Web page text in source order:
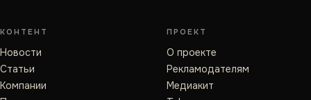
КОНТЕНТ
Новости
Статьи
Компании
ПРОЕКТ
О проекте
Рекламодателям
Медиакит